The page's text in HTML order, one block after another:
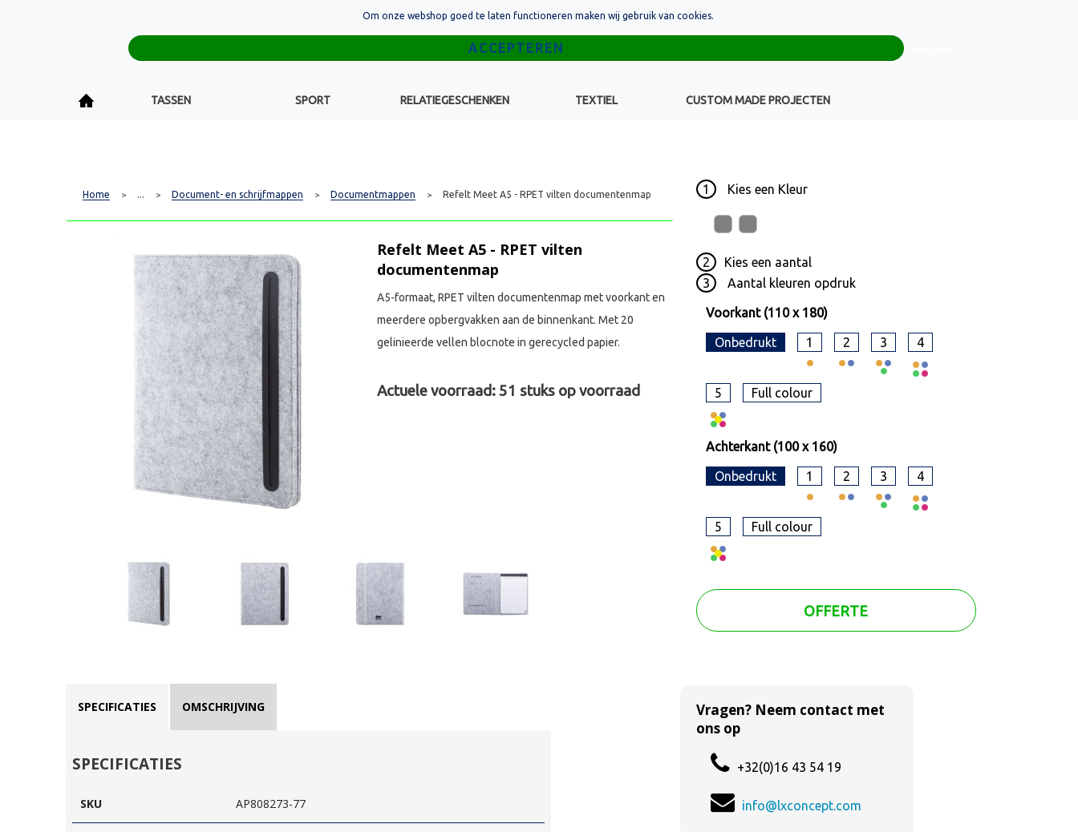
+32(0)16 43 54 19
TASSEN SPORT RELATIEGESCHENKEN TEXTIEL CUSTOM MADE PROJECTEN
Home > ... > Document- en schrijfmappen > Documentmappen > Refelt Meet A5 - RPET vilten documentenmap 1 Kies een Kleur
2 Kies een aantal
3
Aantal kleuren opdruk
Voorkant (110 x 180)
Onbedrukt 1 2 3 4
5 Full colour
Achterkant (100 x 160)
Onbedrukt 1 2 3 4
5 Full colour
OFFERTE
Refelt Meet A5 - RPET vilten
documentenmap
A5-formaat, RPET vilten documentenmap met voorkant en
meerdere opbergvakken aan de binnenkant. Met 20
gelinieerde vellen blocnote in gerecycled papier.
Actuele voorraad:51 stuks op voorraad
SPECIFICATIES OMSCHRIJVING
SPECIFICATIES
SKU AP808273-77
Vragen? Neem contact met
ons op
+32(0)16 43 54 19
info@lxconcept.com
Om onze webshop goed te laten functioneren maken wij gebruik van cookies.